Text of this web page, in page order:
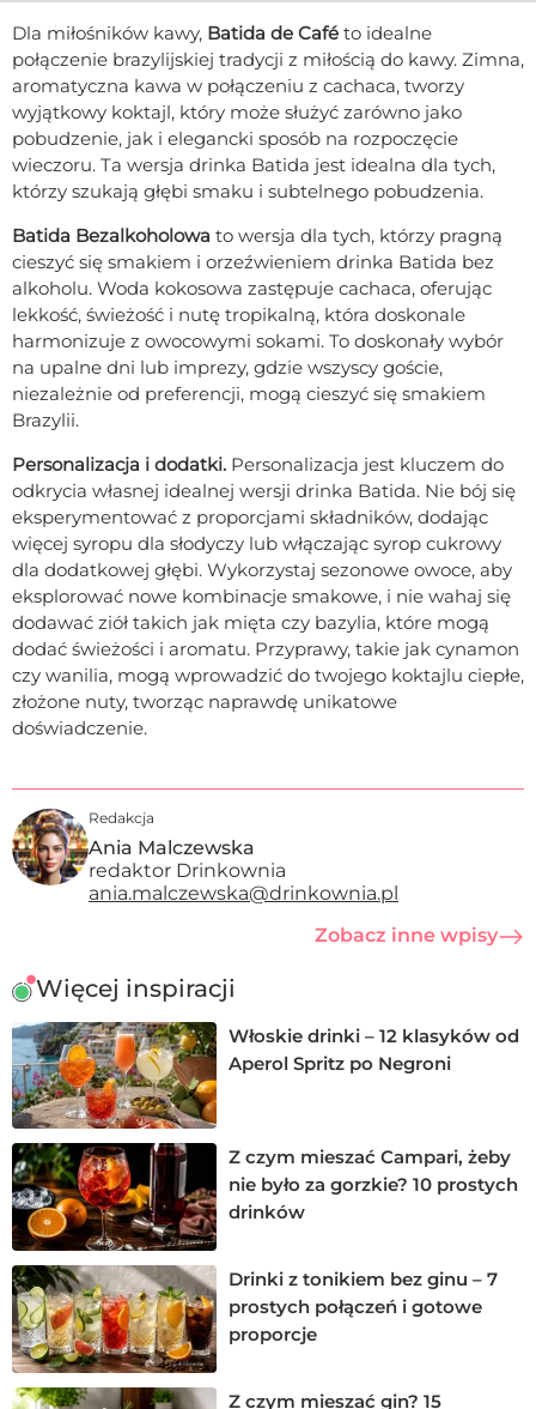
Dla miłośników kawy, Batida de Café to idealne
połączenie brazylijskiej tradycji z miłością do kawy. Zimna,
aromatyczna kawa w połączeniu z cachaca, tworzy
wyjątkowy koktajl, który może służyć zarówno jako
pobudzenie, jak i elegancki sposób na rozpoczęcie
wieczoru. Ta wersja drinka Batida jest idealna dla tych,
którzy szukają głębi smaku i subtelnego pobudzenia.
Batida Bezalkoholowa to wersja dla tych, którzy pragną
cieszyć się smakiem i orzeźwieniem drinka Batida bez
alkoholu. Woda kokosowa zastępuje cachaca, oferując
lekkość, świeżość i nutę tropikalną, która doskonale
harmonizuje z owocowymi sokami. To doskonały wybór
na upalne dni lub imprezy, gdzie wszyscy goście,
niezależnie od preferencji, mogą cieszyć się smakiem
Brazylii.
Personalizacja i dodatki. Personalizacja jest kluczem do
odkrycia własnej idealnej wersji drinka Batida. Nie bój się
eksperymentować z proporcjami składników, dodając
więcej syropu dla słodyczy lub włączając syrop cukrowy
dla dodatkowej głębi. Wykorzystaj sezonowe owoce, aby
eksplorować nowe kombinacje smakowe, i nie wahaj się
dodawać ziół takich jak mięta czy bazylia, które mogą
dodać świeżości i aromatu. Przyprawy, takie jak cynamon
czy wanilia, mogą wprowadzić do twojego koktajlu ciepłe,
złożone nuty, tworząc naprawdę unikatowe
doświadczenie.
Redakcja
Ania Malczewska
redaktor Drinkownia
ania.malczewska@drinkownia.pl
Zobacz inne wpisy
Więcej inspiracji
Włoskie drinki – 12 klasyków od
Aperol Spritz po Negroni
Z czym mieszać Campari, żeby
nie było za gorzkie? 10 prostych
drinków
Drinki z tonikiem bez ginu – 7
prostych połączeń i gotowe
proporcje
Z czym mieszać gin? 15